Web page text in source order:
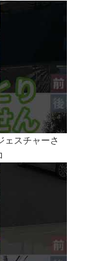
ェスチャーさ